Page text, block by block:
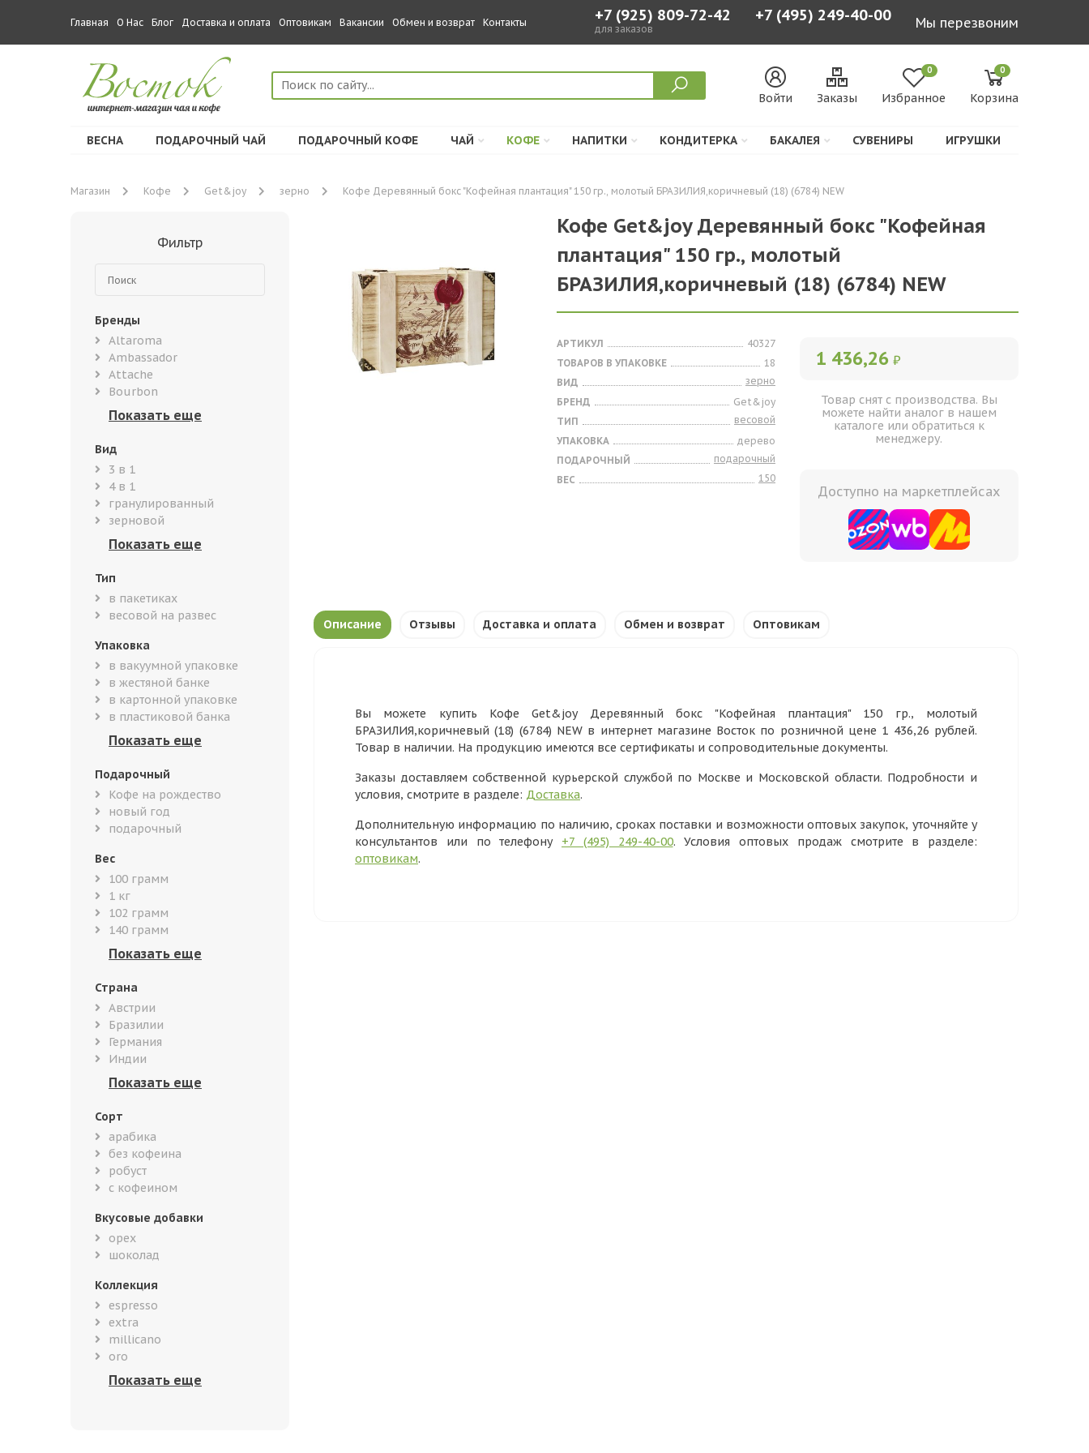
Главная О Нас Блог Доставка и оплата Оптовикам Вакансии Обмен и возврат Контакты +7 (925) 809-72-42
для заказов
+7 (495) 249-40-00 Мы перезвоним
Войти Заказы
0
Избранное
0
Корзина
ВЕСНА ПОДАРОЧНЫЙ ЧАЙ ПОДАРОЧНЫЙ КОФЕ ЧАЙ КОФЕ НАПИТКИ КОНДИТЕРКА БАКАЛЕЯ СУВЕНИРЫ ИГРУШКИ
Магазин Кофе Get&joy зерно Кофе Деревянный бокс "Кофейная плантация" 150 гр., молотый БРАЗИЛИЯ,коричневый (18) (6784) NEW
Фильтр
Бренды
Altaroma
Ambassador
Attache
Bourbon
Вид
3 в 1
4 в 1
гранулированный
зерновой
Тип
в пакетиках
весовой на развес
Упаковка
в вакуумной упаковке
в жестяной банке
в картонной упаковке
в пластиковой банка
Подарочный
Кофе на рождество
новый год
подарочный
Вес
100 грамм
1 кг
102 грамм
140 грамм
Страна
Австрии
Бразилии
Германия
Индии
Сорт
арабика
без кофеина
робуст
с кофеином
Вкусовые добавки
орех
шоколад
Коллекция
espresso
extra
millicano
oro
Кофе Get&joy Деревянный бокс "Кофейная
плантация" 150 гр., молотый
БРАЗИЛИЯ,коричневый (18) (6784) NEW
АРТИКУЛ
40327
ТОВАРОВ В УПАКОВКЕ
18
ВИД
зерно
БРЕНД
Get&joy
ТИП
весовой
УПАКОВКА
дерево
ПОДАРОЧНЫЙ
подарочный
ВЕС
150
1 436,26 ₽
Товар снят с производства. Вы
можете найти аналог в нашем
каталоге или обратиться к
менеджеру.
Доступно на маркетплейсах
Описание Отзывы Доставка и оплата Обмен и возврат Оптовикам
Вы можете купить Кофе Get&joy Деревянный бокс "Кофейная плантация" 150 гр., молотый
БРАЗИЛИЯ,коричневый (18) (6784) NEW в интернет магазине Восток по розничной цене 1 436,26 рублей.
Товар в наличии. На продукцию имеются все сертификаты и сопроводительные документы.
Заказы доставляем собственной курьерской службой по Москве и Московской области. Подробности и
условия, смотрите в разделе: Доставка.
Дополнительную информацию по наличию, сроках поставки и возможности оптовых закупок, уточняйте у
консультантов или по телефону +7 (495) 249-40-00. Условия оптовых продаж смотрите в разделе:
оптовикам.